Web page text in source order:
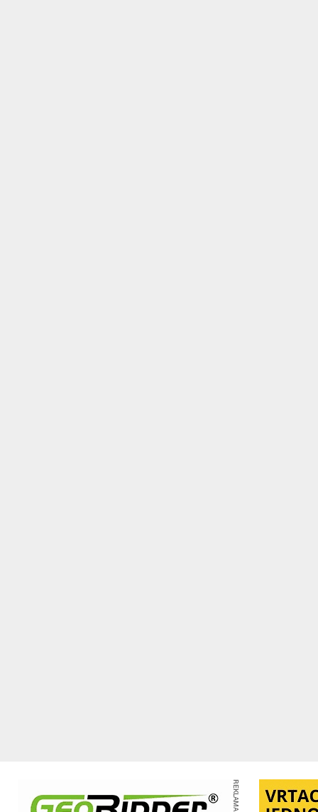
REKLAMA